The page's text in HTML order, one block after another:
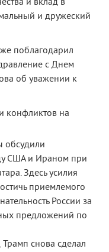
и вклад в
и дружеский
поблагодарил
с Днем
об уважении к
конфликтов на
обсудили
США и Ираном при
Здесь усилия
приемлемого
России за
предложений по
снова сделал